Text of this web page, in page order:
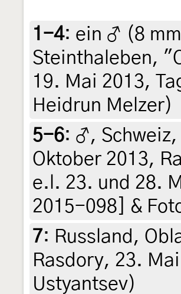
1-4: ein ♂ (8
Steinthaleben,
19. Mai 2013,
Heidrun Melzer)
5-6: ♂,
Oktober 2013,
e.l. 23. und 28.
2015-098] &
7: Russland,
Rasdory, 23.
Ustyantsev)